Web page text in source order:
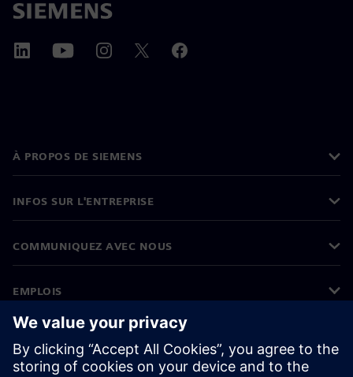
À PROPOS DE SIEMENS
INFOS SUR L'ENTREPRISE
COMMUNIQUEZ AVEC NOUS
EMPLOIS
©Siemens 2026